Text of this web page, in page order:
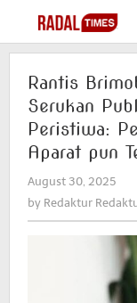
content
Rantis
Serukan
Peristiwa:
Aparat pun
August 30, 2025
by Redaktur